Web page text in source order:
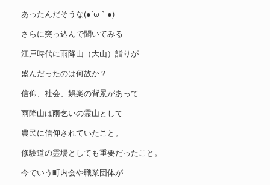
あったんだそうな(●´ω｀●)
さらに突っ込んで聞いてみる
江戸時代に雨降山（大山）詣りが
盛んだったのは何故か？
信仰、社会、娯楽の背景があって
雨降山は雨乞いの霊山として
農民に信仰されていたこと。
修験道の霊場としても重要だったこと。
今でいう町内会や職業団体が